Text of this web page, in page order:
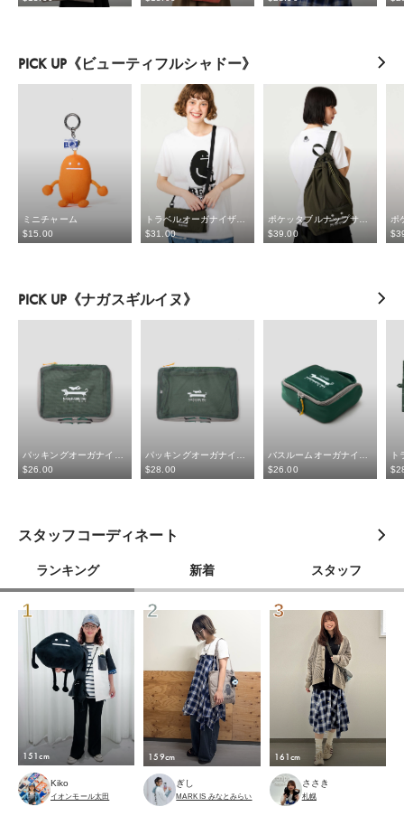
PICK UP《ビューティフルシャドー》
ミニチャーム
$‌15.00
$‌31.00
$‌39.00
PICK UP《ナガスギルイヌ》
$‌26.00
$‌28.00
$‌26.00
スタッフコーディネート
ランキング 新着 スタッフ
1
151cm
Kiko
イオンモール太田
2
159cm
ぎし
MARK IS みなとみらい
3
161cm
ささき
札幌